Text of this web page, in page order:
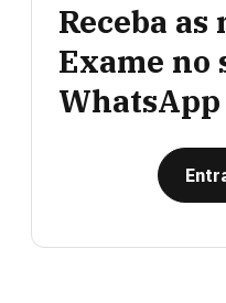
Receba
Exame no
WhatsApp